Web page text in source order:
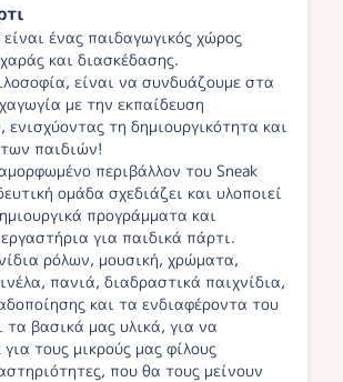
είναι ένας παιδαγωγικός χώρος
και διασκέδασης.
είναι να συνδυάζουμε στα
με την εκπαίδευση
τη δημιουργικότητα και
παιδιών!​
περιβάλλον του Sneak
ομάδα σχεδιάζει και υλοποιεί
προγράμματα και
εργαστήρια για παιδικά πάρτι.
ρόλων, μουσική, χρώματα,
πανιά, διαδραστικά παιχνίδια,
και τα ενδιαφέροντα του
τα βασικά μας υλικά, για να
τους μικρούς μας φίλους
που θα τους μείνουν